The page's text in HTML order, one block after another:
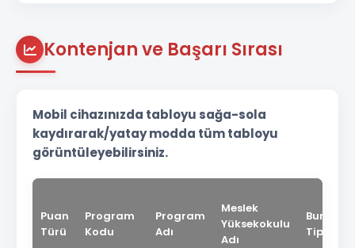
Kontenjan ve Başarı Sırası
Mobil cihazınızda tabloyu sağa-sola
kaydırarak/yatay modda tüm tabloyu
görüntüleyebilirsiniz.
Puan
Türü
Program
Kodu
Program
Adı
Meslek
Yüksekokulu
Adı
Burs
Tipi